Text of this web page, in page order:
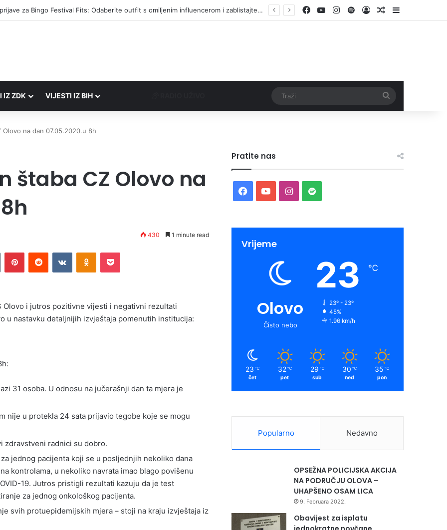
Otvorene prijave za Bingo Festival Fits: Odaberite outfit s omiljenim influencerom i zablistajte na Crvenom tepihu Sarajevo Film Festivala Facebook
YouTubeInstagram
SpotifyLog InRandom Article
Sidebar
IZ ZDK VIJESTI IZ BIH
Olovo na dan 07.05.2020.u 8h
štaba CZ Olovo na
430 1 minute read
Tumblr PinterestReddit VKontakteOdnoklassniki
Pocket
Olovo i jutros pozitivne vijesti i negativni rezultati
u nastavku detaljnijih izvještaja pomenutih institucija:
31 osoba. U odnosu na jučerašnji dan ta mjera je
nije u protekla 24 sata prijavio tegobe koje se mogu
zdravstveni radnici su dobro.
jednog pacijenta koji se u posljednjih nekoliko dana
kontrolama, u nekoliko navrata imao blago povišenu
19. Jutros pristigli rezultati kazuju da je test
za jednog onkološkog pacijenta.
svih protuepidemijskih mjera – stoji na kraju izvještaja iz
Pratite nas
Facebook
YouTubeInstagram
Spotify
Vrijeme
Olovo
Čisto nebo
23 ℃
23º - 23º
45%
1.96 km/h
23 ℃
čet
32 ℃
pet
29 ℃
sub
30 ℃
ned
35 ℃
pon
Popularno Nedavno
OPSEŽNA POLICIJSKA AKCIJA
NA PODRUČJU OLOVA –
UHAPŠENO OSAM LICA
9. Februara 2022.
Obavijest za isplatu